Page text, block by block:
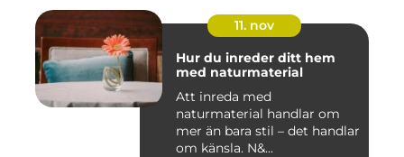
11. nov
Hur du inreder ditt hem
med naturmaterial
Att inreda med
naturmaterial handlar om
mer än bara stil – det handlar
om känsla. N&...